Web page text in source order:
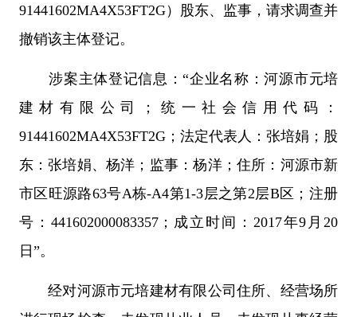
91441602MA4X53FT2G）股东、监事，请求调查并
撤销该主体登记。
涉案主体登记信息：“企业名称：河源市元培
建材有限公司；统一社会信用代码：
91441602MA4X53FT2G；法定代表人：张培娟；股
东：张培娟、杨洋；监事：杨洋；住所：河源市新
市区旺源路63号A栋-A4第1-3层之第2层B区；注册
号：441602000083357；成立时间：2017年9月20
日”。
经对河源市元培建材有限公司住所、经营场所